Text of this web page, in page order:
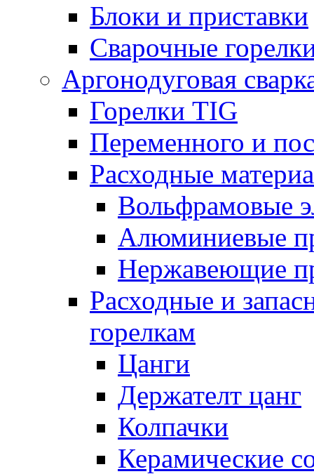
Блоки и приставки
Сварочные
Аргонодуговая
Горелки TIG
Переменного и
Расходные
Вольфрамовые
Алюминиевые
Нержавеющие
Расходные и
горелкам
Цанги
Держателт цанг
Колпачки
Керамические